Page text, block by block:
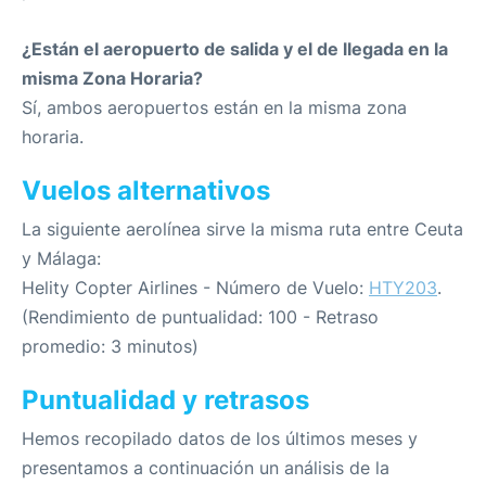
¿Están el aeropuerto de salida y el de llegada en la
misma Zona Horaria?
Sí, ambos aeropuertos están en la misma zona
horaria.
Vuelos alternativos
La siguiente aerolínea sirve la misma ruta entre Ceuta
y Málaga:
Helity Copter Airlines - Número de Vuelo: HTY203.
(Rendimiento de puntualidad: 100 - Retraso
promedio: 3 minutos)
Puntualidad y retrasos
Hemos recopilado datos de los últimos meses y
presentamos a continuación un análisis de la